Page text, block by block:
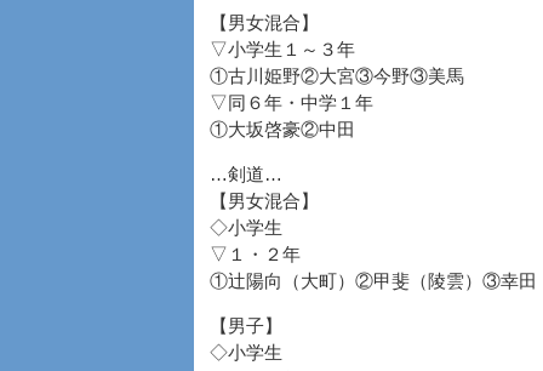
【男女混合】
▽小学生１～３年
①古川姫野②大宮③今野③美馬
▽同６年・中学１年
①大坂啓豪②中田
…剣道…
【男女混合】
◇小学生
▽１・２年
①辻陽向（大町）②甲斐（陵雲）③幸田
【男子】
◇小学生